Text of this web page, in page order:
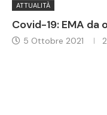
ATTUALITÀ
Covid-19: EMA da
5 Ottobre 2021